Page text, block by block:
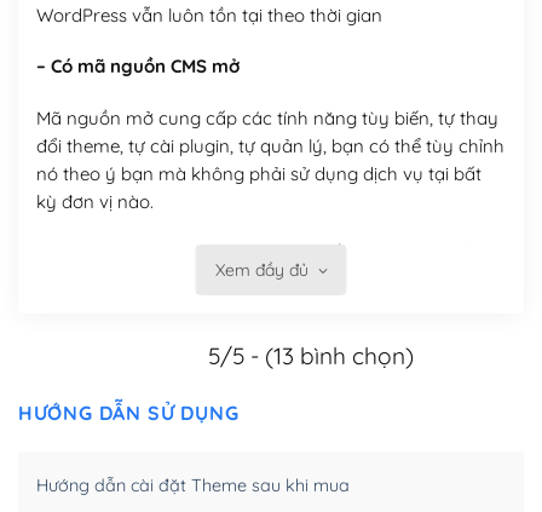
WordPress vẫn luôn tồn tại theo thời gian
– Có mã nguồn CMS mở
Mã nguồn mở cung cấp các tính năng tùy biến, tự thay
đổi theme, tự cài plugin, tự quản lý, bạn có thể tùy chỉnh
nó theo ý bạn mà không phải sử dụng dịch vụ tại bất
kỳ đơn vị nào.
hóa nội dung cho SEO.
Xem đầy đủ
5/5 - (13 bình chọn)
HƯỚNG DẪN SỬ DỤNG
Hướng dẫn cài đặt Theme sau khi mua